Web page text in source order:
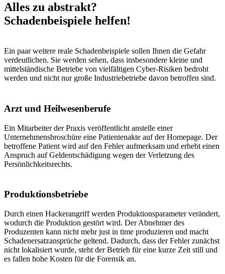
Alles zu abstrakt?
Schadenbeispiele helfen!
Ein paar weitere reale Schadenbeispiele sollen Ihnen die Gefahr
verdeutlichen. Sie werden sehen, dass insbesondere kleine und
mittelständische Betriebe von vielfältigen Cyber-Risiken bedroht
werden und nicht nur große Industriebetriebe davon betroffen sind.
Arzt und Heilwesenberufe
Ein Mitarbeiter der Praxis veröffentlicht anstelle einer
Unternehmensbroschüre eine Patientenakte auf der Homepage. Der
betroffene Patient wird auf den Fehler aufmerksam und erhebt einen
Anspruch auf Geldentschädigung wegen der Verletzung des
Persönlichkeitsrechts.
Produktionsbetriebe
Durch einen Hackerangriff werden Produktionsparameter verändert,
wodurch die Produktion gestört wird. Der Abnehmer des
Produzenten kann nicht mehr just in time produzieren und macht
Schadenersatzansprüche geltend. Dadurch, dass der Fehler zunächst
nicht lokalisiert wurde, steht der Betrieb für eine kurze Zeit still und
es fallen hohe Kosten für die Forensik an.